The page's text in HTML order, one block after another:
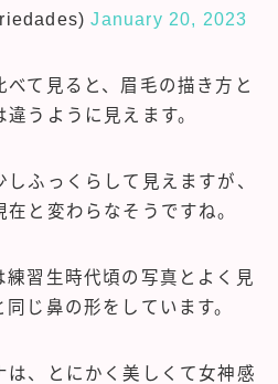
January 20, 2023
て見ると、眉毛の描き方と
うように見えます。
ふっくらして見えますが、
と変わらなそうですね。
習生時代頃の写真とよく見
じ鼻の形をしています。
は、とにかく美しくて女神感